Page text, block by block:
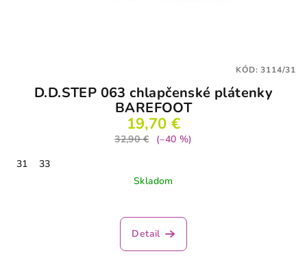
D.D.STEP 063 chlapčenské plátenky
BAREFOOT
19,70 €
32,90 €
(–40 %)
31
33
Skladom
Detail
KÓD:3114/31